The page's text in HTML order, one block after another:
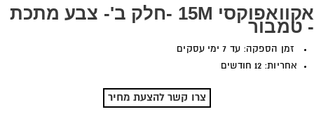
אקוואפוקסי 15M -חלק ב'- צבע מתכת
- טמבור
זמן הספקה: עד 7 ימי עסקים
אחריות: 12 חודשים
צרו קשר להצעת מחיר